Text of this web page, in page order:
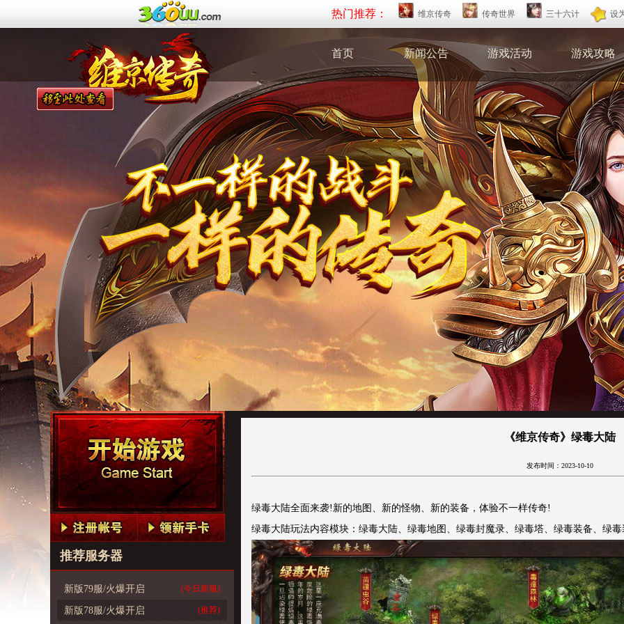
热门推荐： 维京传奇 传奇世界 三十六计 设
首页 新闻公告 游戏活动 游戏攻略
推荐服务器
新版79服/火爆开启 (今日新服)
新版78服/火爆开启 (推荐)
《维京传奇》绿毒大陆
发布时间：2023-10-10
绿毒大陆全面来袭!新的地图、新的怪物、新的装备，体验不一样传奇!
绿毒大陆玩法内容模块：绿毒大陆、绿毒地图、绿毒封魔录、绿毒塔、绿毒装备、绿